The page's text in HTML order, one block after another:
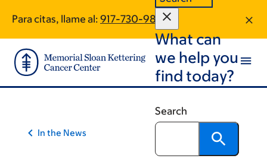
main
content
footer
Para citas, llame al: 917-730-9801
What can
we help you
find today?
Search
In the News